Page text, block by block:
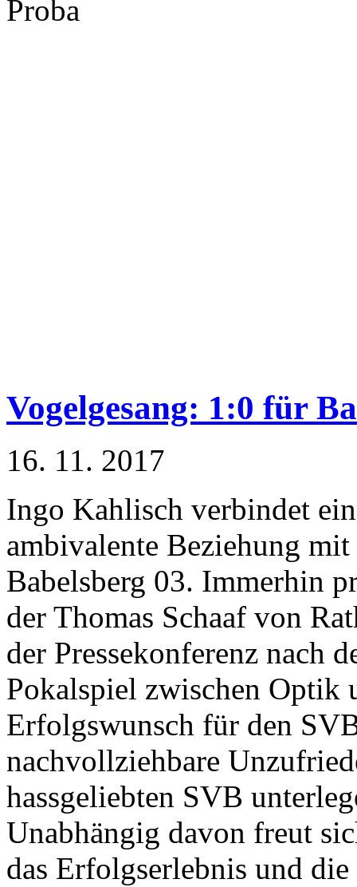
Vogelgesang: 1:0 für
16. 11. 2017
Ingo Kahlisch verbindet
ambivalente Beziehung mit
Babelsberg 03. Immerhin
der Thomas Schaaf von
der Pressekonferenz nach
Pokalspiel zwischen Optik
Erfolgswunsch für den
nachvollziehbare
hassgeliebten SVB
Unabhängig davon freut
das Erfolgserlebnis und